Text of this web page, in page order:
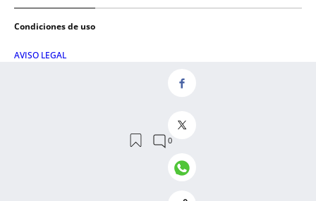
Condiciones de uso
AVISO LEGAL